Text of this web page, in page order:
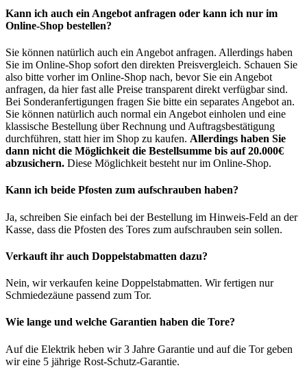
Kann ich auch ein Angebot anfragen oder kann ich nur im
Online-Shop bestellen?
Sie können natürlich auch ein Angebot anfragen. Allerdings haben
Sie im Online-Shop sofort den direkten Preisvergleich. Schauen Sie
also bitte vorher im Online-Shop nach, bevor Sie ein Angebot
anfragen, da hier fast alle Preise transparent direkt verfügbar sind.
Bei Sonderanfertigungen fragen Sie bitte ein separates Angebot an.
Sie können natürlich auch normal ein Angebot einholen und eine
klassische Bestellung über Rechnung und Auftragsbestätigung
durchführen, statt hier im Shop zu kaufen. Allerdings haben Sie
dann nicht die Möglichkeit die Bestellsumme bis auf 20.000€
abzusichern. Diese Möglichkeit besteht nur im Online-Shop.
Kann ich beide Pfosten zum aufschrauben haben?
Ja, schreiben Sie einfach bei der Bestellung im Hinweis-Feld an der
Kasse, dass die Pfosten des Tores zum aufschrauben sein sollen.
Verkauft ihr auch Doppelstabmatten dazu?
Nein, wir verkaufen keine Doppelstabmatten. Wir fertigen nur
Schmiedezäune passend zum Tor.
Wie lange und welche Garantien haben die Tore?
Auf die Elektrik heben wir 3 Jahre Garantie und auf die Tor geben
wir eine 5 jährige Rost-Schutz-Garantie.